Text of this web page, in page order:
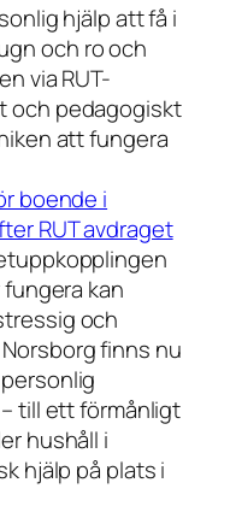
hjälp att få i
och ro och
via RUT-
och pedagogiskt
att fungera
boende i
RUT avdraget
fungera kan
och
finns nu
till ett förmånligt
hushåll i
hjälp på plats i